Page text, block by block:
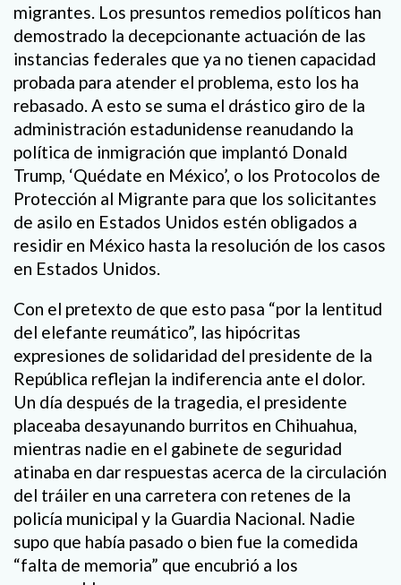
migrantes. Los presuntos remedios políticos han
demostrado la decepcionante actuación de las
instancias federales que ya no tienen capacidad
probada para atender el problema, esto los ha
rebasado. A esto se suma el drástico giro de la
administración estadunidense reanudando la
política de inmigración que implantó Donald
Trump, ‘Quédate en México’, o los Protocolos de
Protección al Migrante para que los solicitantes
de asilo en Estados Unidos estén obligados a
residir en México hasta la resolución de los casos
en Estados Unidos.
Con el pretexto de que esto pasa “por la lentitud
del elefante reumático”, las hipócritas
expresiones de solidaridad del presidente de la
República reflejan la indiferencia ante el dolor.
Un día después de la tragedia, el presidente
placeaba desayunando burritos en Chihuahua,
mientras nadie en el gabinete de seguridad
atinaba en dar respuestas acerca de la circulación
del tráiler en una carretera con retenes de la
policía municipal y la Guardia Nacional. Nadie
supo que había pasado o bien fue la comedida
“falta de memoria” que encubrió a los